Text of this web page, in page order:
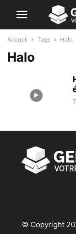
Accueil Tags Halo
Halo
© Copyright